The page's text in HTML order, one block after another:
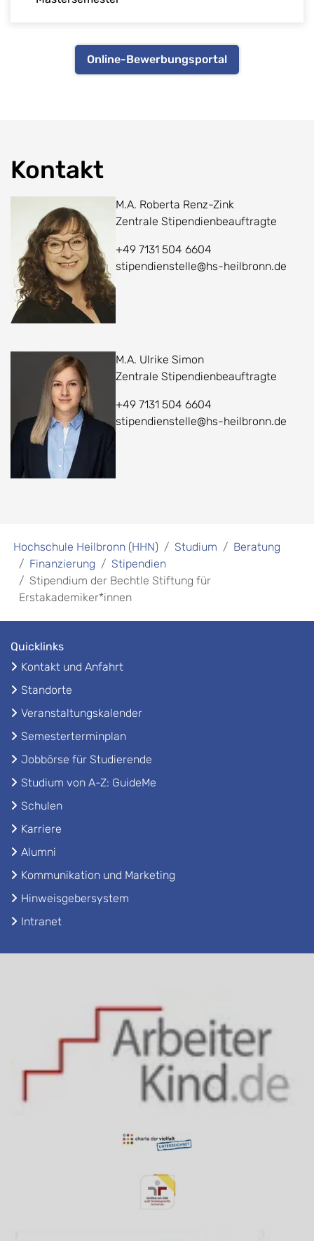
Online-Bewerbungsportal
Kontakt
M.A. Roberta Renz-Zink
Zentrale Stipendienbeauftragte
+49 7131 504 6604
stipendienstelle@hs-heilbronn.de
M.A. Ulrike Simon
Zentrale Stipendienbeauftragte
+49 7131 504 6604
stipendienstelle@hs-heilbronn.de
Hochschule Heilbronn (HHN) Studium
Beratung
Finanzierung
Stipendien
Stipendium der Bechtle Stiftung für
Erstakademiker*innen
Quicklinks
Kontakt und Anfahrt
Standorte
Veranstaltungskalender
Semesterterminplan
Jobbörse für Studierende
Studium von A-Z: GuideMe
Schulen
Karriere
Alumni
Kommunikation und Marketing
Hinweisgebersystem
Intranet